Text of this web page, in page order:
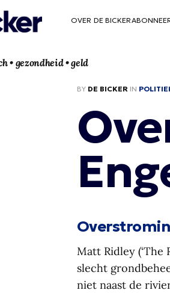
OVER DE BICKER
• gezondheid • geld
BY DE BICKER IN
Matt Ridley (‘The
slecht
niet naast de